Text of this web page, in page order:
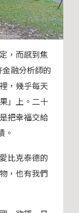
，而感到焦
融分析師的
，幾乎每天
」上。二十
把幸福交給
。
比克泰德的
，也有我們